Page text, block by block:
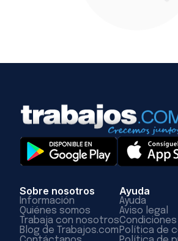
Sobre nosotros
Información
Quiénes somos
Trabaja con nosotros
Blog de Trabajos.com
Ayuda
Ayuda
Aviso legal
Política de